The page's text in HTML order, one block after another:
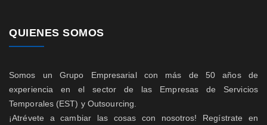
QUIENES SOMOS
Somos un Grupo Empresarial con más de 50 años de
experiencia en el sector de las Empresas de Servicios
Temporales (EST) y Outsourcing.
¡Atrévete a cambiar las cosas con nosotros! Regístrate en